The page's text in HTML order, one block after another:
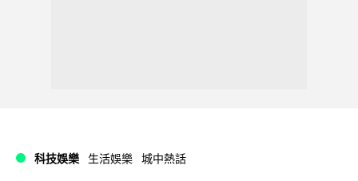
科技娛樂 生活娛樂 城中熱話